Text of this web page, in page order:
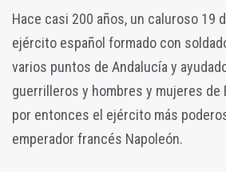
Hace casi 200 años, un caluroso 19
ejército español formado con
varios puntos de Andalucía y
guerrilleros y hombres y mujeres de
por entonces el ejército más
emperador francés Napoleón.